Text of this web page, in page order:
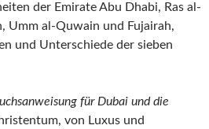
der Emirate Abu Dhabi, Ras al-
Umm al-Quwain und Fujairah,
und Unterschiede der sieben
für Dubai und die
von Luxus und